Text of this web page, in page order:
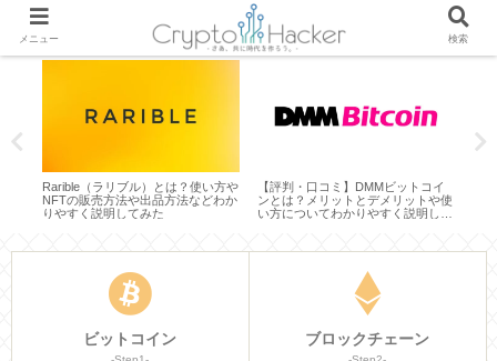
Rarible（ラリブル）とは？使い方や
NFTの販売方法や出品方法などわか
りやすく説明してみた
【評判・口コミ】DMMビットコイ
ンとは？メリットとデメリットや使
い方についてわかりやすく説明して
ビットコイン ブロックチェーン
メニュー 検索